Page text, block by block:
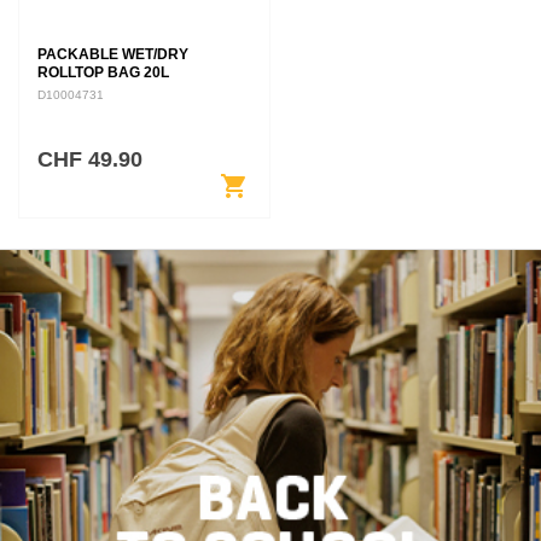
PACKABLE WET/DRY
ROLLTOP BAG 20L
D10004731
CHF 49.90
shopping_cart